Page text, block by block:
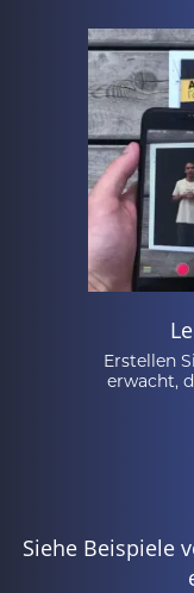
Erstellen
erwacht,
Siehe Beispiele